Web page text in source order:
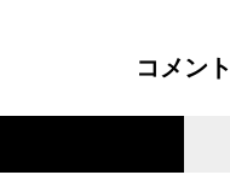
コメント